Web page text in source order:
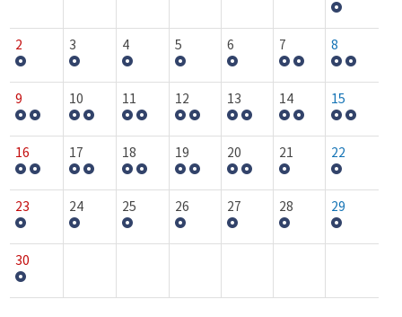
2 3 4 5 6 7 8
9 10 11 12 13 14 15
16 17 18 19 20 21 22
23 24 25 26 27 28 29
30